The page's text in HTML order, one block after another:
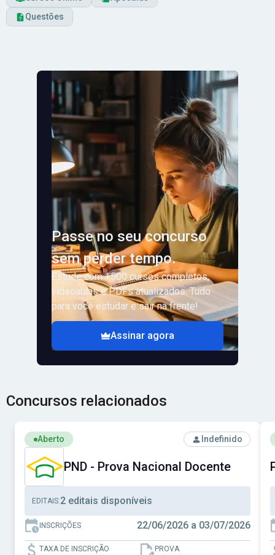
Questões
Passe no seu concurso
sem perder tempo.
Estude com +500 cursos completos,
videoaulas e PDFs atualizados. Tudo
para você estudar e sair na frente!
Assinar agora
Concursos relacionados
Ver concurso: PND - Prova Nacional Docente
Aberto Indefinido
PND - Prova Nacional Docente
EDITAIS:2 editais disponíveis
INSCRIÇÕES 22/06/2026 a 03/07/2026
TAXA DE INSCRIÇÃO PROVA